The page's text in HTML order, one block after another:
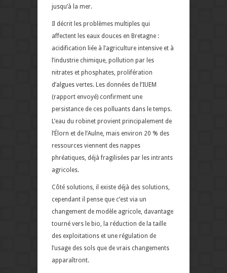
jusqu’à la mer.
Il décrit les problèmes multiples qui
affectent les eaux douces en Bretagne :
acidification liée à l’agriculture intensive et à
l’industrie chimique, pollution par les
nitrates et phosphates, prolifération
d’algues vertes. Les données de l’IUEM
(rapport envoyé) confirment une
persistance de ces polluants dans le temps.
L’eau du robinet provient principalement de
l’Élorn et de l’Aulne, mais environ 20 % des
ressources viennent des nappes
phréatiques, déjà fragilisées par les intrants
agricoles.
Côté solutions, il existe déjà des solutions,
cependant il pense que c’est via un
changement de modèle agricole, davantage
tourné vers le bio, la réduction de la taille
des exploitations et une régulation de
l’usage des sols que de vrais changements
apparaîtront.